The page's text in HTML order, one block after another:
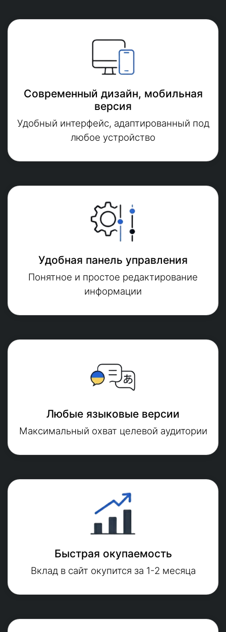
Современный дизайн, мобильная
версия
Удобный интерфейс, адаптированный под
любое устройство
Удобная панель управления
Понятное и простое редактирование
информации
Любые языковые версии
Максимальный охват целевой аудитории
Быстрая окупаемость
Вклад в сайт окупится за 1-2 месяца